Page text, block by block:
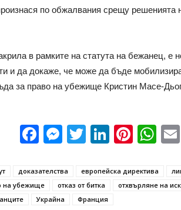
по обжалвания срещу решенията
в рамките на статута на бежанец, е
и да докаже, че може да бъде
за право на убежище Кристин Масе-
Facebook
Messenger
Twitter
LinkedIn
доказателства европейска директива
на убежище
отказ от битка отхвърляне на
Украйна Франция